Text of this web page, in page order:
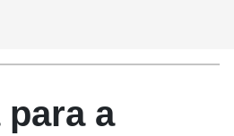
a